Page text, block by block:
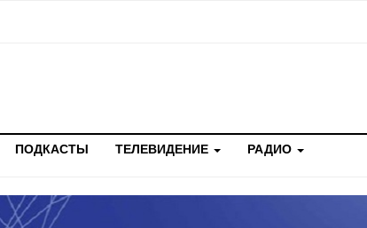
ПОДКАСТЫ ТЕЛЕВИДЕНИЕ РАДИО